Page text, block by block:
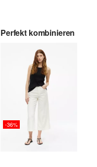
Perfekt kombinieren
-36%